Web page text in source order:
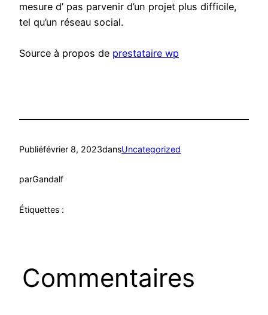
mesure d’ pas parvenir d’un projet plus difficile,
tel qu’un réseau social.
Source à propos de prestataire wp
Publiéfévrier 8, 2023dansUncategorized
parGandalf
Étiquettes :
Commentaires